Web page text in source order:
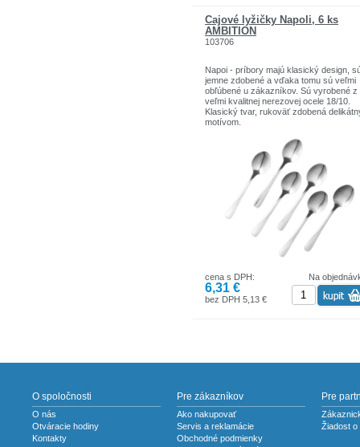
Čajové lyžičky Napoli, 6 ks
AMBITION
103706
Napoi - príbory majú klasický design,
jemne zdobené a vďaka tomu sú veľmi
obľúbené u zákazníkov. Sú vyrobené z
veľmi kvalitnej nerezovej ocele 18/10.
Klasický tvar, rukoväť zdobená
motívom.
Na
cena s DPH:
6,31 €
bez DPH 5,13 €
O spoločnosti
O nás
Otváracie hodiny
Kontakty
Pre zákazníkov
Ako nakupovať
Servis a reklamácie
Obchodné podmienky
Pre
Žiadost